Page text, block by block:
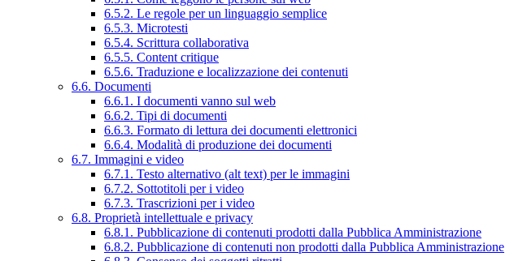
6.5.2. Le regole per un linguaggio semplice
6.5.3. Microtesti
6.5.4. Scrittura collaborativa
6.5.5. Content critique
6.5.6. Traduzione e localizzazione dei contenuti
6.6. Documenti
6.6.1. I documenti vanno sul web
6.6.2. Tipi di documenti
6.6.3. Formato di lettura dei documenti elettronici
6.6.4. Modalità di produzione dei documenti
6.7. Immagini e video
6.7.1. Testo alternativo (alt text) per le immagini
6.7.2. Sottotitoli per i video
6.7.3. Trascrizioni per i video
6.8. Proprietà intellettuale e privacy
6.8.1. Pubblicazione di contenuti prodotti dalla Pubblica Amministrazione
6.8.2. Pubblicazione di contenuti non prodotti dalla Pubblica Amministrazione